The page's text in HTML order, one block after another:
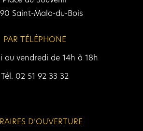
Saint-Malo-du-Bois
PAR TÉLÉPHONE
au vendredi de 14h à 18h
Tél. 02 51 92 33 32
D’OUVERTURE